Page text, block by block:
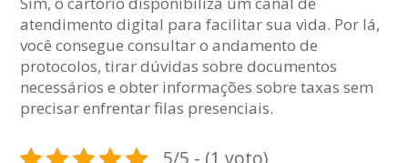
atendimento digital para facilitar sua vida. Por lá,
você consegue consultar o andamento de
protocolos, tirar dúvidas sobre documentos
necessários e obter informações sobre taxas sem
precisar enfrentar filas presenciais.